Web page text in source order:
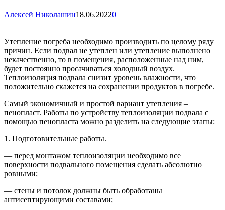
Алексей Николашин18.06.20220
Утепление погреба необходимо производить по целому ряду
причин. Если подвал не утеплен или утепление выполнено
некачественно, то в помещения, расположенные над ним,
будет постоянно просачиваться холодный воздух.
Теплоизоляция подвала снизит уровень влажности, что
положительно скажется на сохранении продуктов в погребе.
Самый экономичный и простой вариант утепления –
пенопласт. Работы по устройству теплоизоляции подвала с
помощью пенопласта можно разделить на следующие этапы:
1. Подготовительные работы.
— перед монтажом теплоизоляции необходимо все
поверхности подвального помещения сделать абсолютно
ровными;
— стены и потолок должны быть обработаны
антисептирующими составами;